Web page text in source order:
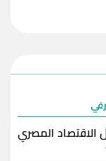
الاقتصاد المصري